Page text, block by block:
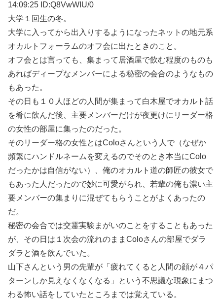
14:09:25 ID:Q8VwWIU/0
大学１回生の冬。
大学に入ってから出入りするようになったネットの地元系
オカルトフォーラムのオフ会に出たときのこと。
オフ会とは言っても、集まって居酒屋で飲む程度のものも
あればディープなメンバーによる秘密の会合のようなもの
もあった。
その日も１０人ほどの人間が集まって白木屋でオカルト話
を肴に飲んだ後、主要メンバーだけが夜更けにリーダー格
の女性の部屋に集ったのだった。
そのリーダー格の女性とはColoさんという人で（なぜか
頻繁にハンドルネームを変えるのでそのとき本当にColo
だったかは自信がない）、俺のオカルト道の師匠の彼女で
もあった人だったので妙に可愛がられ、若輩の俺も濃い主
要メンバーの集まりに混ぜてもらうことがよくあったの
だ。
秘密の会合では交霊実験まがいのことをすることもあった
が、その日は１次会の流れのままColoさんの部屋でダラ
ダラと酒を飲んでいた。
山下さんという男の先輩が「疲れてくると人間の顔が４パ
ターンしか見えなくなくなる」という不思議な現象にまつ
わる怖い話をしていたところまでは覚えている。